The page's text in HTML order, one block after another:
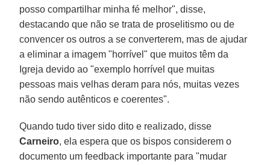
posso compartilhar minha fé melhor", disse,
destacando que não se trata de proselitismo ou de
convencer os outros a se converterem, mas de ajudar
a eliminar a imagem "horrível" que muitos têm da
Igreja devido ao "exemplo horrível que muitas
pessoas mais velhas deram para nós, muitas vezes
não sendo autênticos e coerentes".
Quando tudo tiver sido dito e realizado, disse
Carneiro, ela espera que os bispos considerem o
documento um feedback importante para "mudar